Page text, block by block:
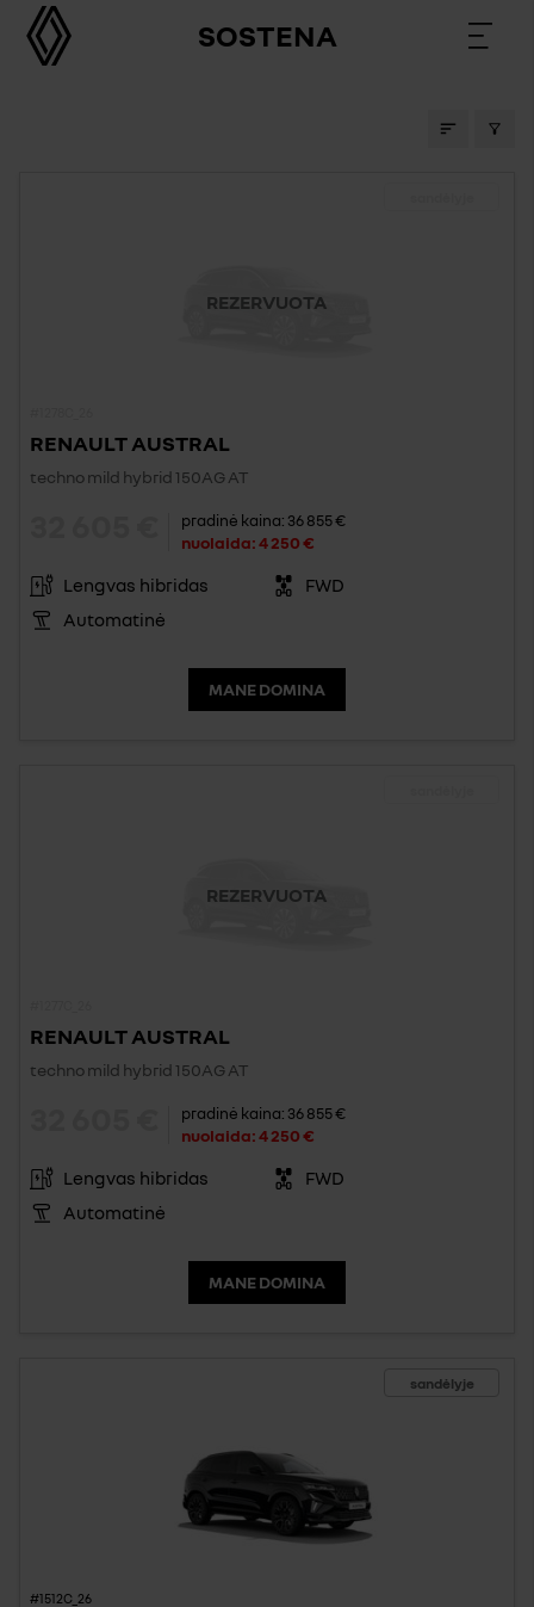
SOSTENA
SANDĖLIO AUTOMOBILIAI
REZERVUOTA
RENAULT AUSTRAL
techno mild hybrid 150AG AT
pradinė kaina: 36 855 €
nuolaida:4 250 €
Lengvas hibridas
FWD
Automatinė
MANE DOMINA
REZERVUOTA
RENAULT AUSTRAL
techno mild hybrid 150AG AT
pradinė kaina: 36 855 €
nuolaida:4 250 €
Lengvas hibridas
FWD
Automatinė
MANE DOMINA
sandėlyje
#1512C_26